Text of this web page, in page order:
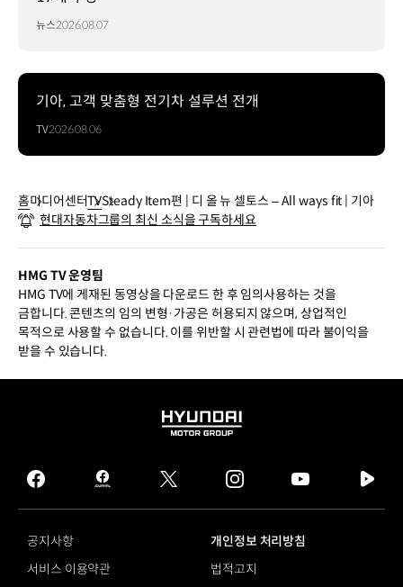
뉴스2026.08.07
기아, 고객 맞춤형 전기차 설루션 전개
TV2026.08.06
홈미디어센터TVSteady Item편 | 디 올 뉴 셀토스 – All ways fit | 기아
현대자동차그룹의 최신 소식을 구독하세요
HMG TV 운영팀
HMG TV에 게재된 동영상을 다운로드 한 후 임의사용하는 것을
금합니다. 콘텐츠의 임의 변형·가공은 허용되지 않으며, 상업적인
목적으로 사용할 수 없습니다. 이를 위반할 시 관련법에 따라 불이익을
받을 수 있습니다.
HYUNDAI
GROUP
facebook
hmg
journal
twitter instagram
tv
공지사항
개인정보 처리방침
서비스 이용약관
법적고지